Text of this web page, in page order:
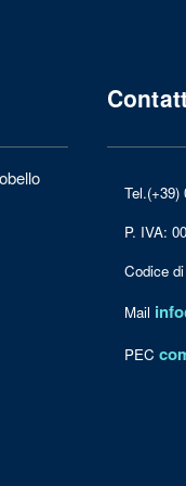
Tel.(+39)
P. IVA:
Codice
Mail
PEC